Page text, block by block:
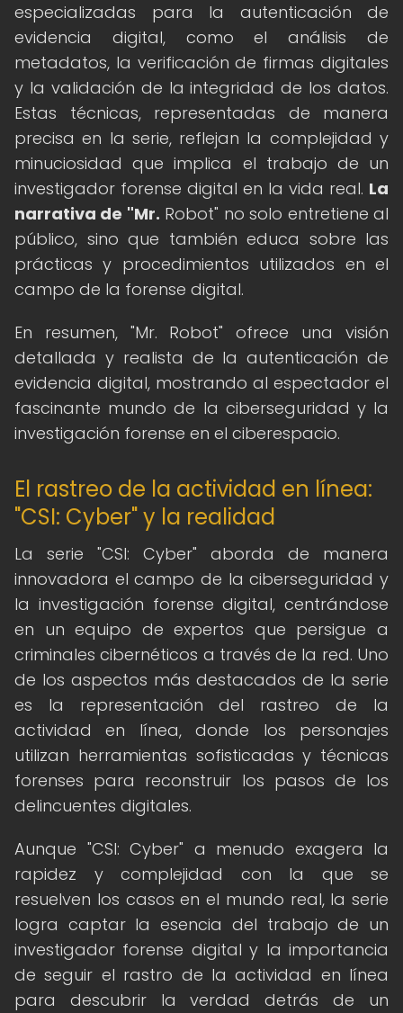
especializadas para la autenticación de
evidencia digital, como el análisis de
metadatos, la verificación de firmas digitales
y la validación de la integridad de los datos.
Estas técnicas, representadas de manera
precisa en la serie, reflejan la complejidad y
minuciosidad que implica el trabajo de un
investigador forense digital en la vida real. La
narrativa de "Mr. Robot" no solo entretiene al
público, sino que también educa sobre las
prácticas y procedimientos utilizados en el
campo de la forense digital.
En resumen, "Mr. Robot" ofrece una visión
detallada y realista de la autenticación de
evidencia digital, mostrando al espectador el
fascinante mundo de la ciberseguridad y la
investigación forense en el ciberespacio.
El rastreo de la actividad en línea:
"CSI: Cyber" y la realidad
La serie "CSI: Cyber" aborda de manera
innovadora el campo de la ciberseguridad y
la investigación forense digital, centrándose
en un equipo de expertos que persigue a
criminales cibernéticos a través de la red. Uno
de los aspectos más destacados de la serie
es la representación del rastreo de la
actividad en línea, donde los personajes
utilizan herramientas sofisticadas y técnicas
forenses para reconstruir los pasos de los
delincuentes digitales.
Aunque "CSI: Cyber" a menudo exagera la
rapidez y complejidad con la que se
resuelven los casos en el mundo real, la serie
logra captar la esencia del trabajo de un
investigador forense digital y la importancia
de seguir el rastro de la actividad en línea
para descubrir la verdad detrás de un